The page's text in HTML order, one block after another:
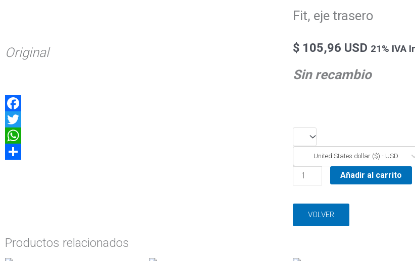
Original
Facebook
Twitter
WhatsApp
Fit, eje trasero
$ 105,96 USD 21% IVA
Sin recambio
United States dollar ($) - USD
eje
trasero
cantidad
Añadir al carrito
VOLVER
Productos relacionados